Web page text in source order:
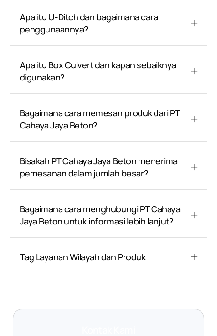
Apa itu U-Ditch dan bagaimana cara
penggunaannya?
Apa itu Box Culvert dan kapan sebaiknya
digunakan?
Bagaimana cara memesan produk dari PT
Cahaya Jaya Beton?
Bisakah PT Cahaya Jaya Beton menerima
pemesanan dalam jumlah besar?
Bagaimana cara menghubungi PT Cahaya
Jaya Beton untuk informasi lebih lanjut?
Tag Layanan Wilayah dan Produk